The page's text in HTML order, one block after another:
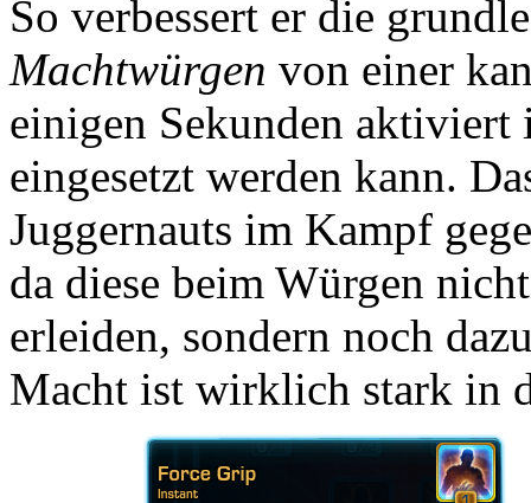
So verbessert er die
Machtwürgen von einer
einigen Sekunden
eingesetzt werden kann.
Juggernauts im Kampf
da diese beim Würgen
erleiden, sondern noch
Macht ist wirklich stark in